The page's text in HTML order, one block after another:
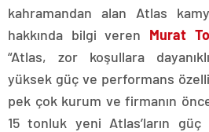
kahramandan alan Atlas
hakkında bilgi veren Murat
“Atlas, zor koşullara
yüksek güç ve performans
pek çok kurum ve firmanın
15 tonluk yeni Atlas’ların